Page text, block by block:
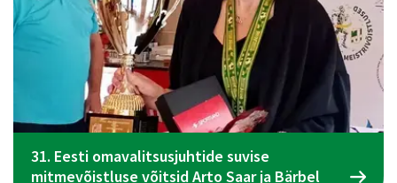
31. Eesti omavalitsusjuhtide suvise
mitmevõistluse võitsid Arto Saar ja Bärbel